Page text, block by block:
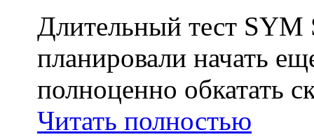
Длительный тест
планировали начать
полноценно обкатать
Читать полностью